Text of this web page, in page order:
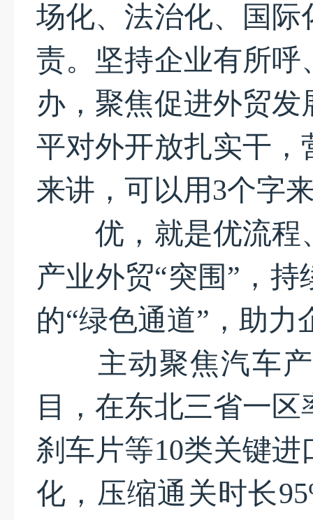
场化、法治化、国
责。坚持企业有所
办，聚焦促进外贸
平对外开放扎实干
来讲，可以用3个字
优，就是优流程
产业外贸“突围”，
的“绿色通道”，助力
主动聚焦汽车产
目，在东北三省一
刹车片等10类关键
化，压缩通关时长